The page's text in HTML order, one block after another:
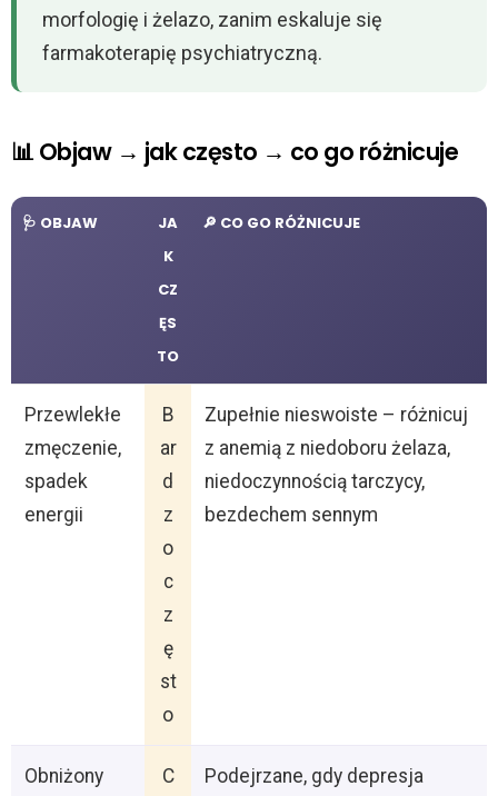
morfologię i żelazo, zanim eskaluje się
farmakoterapię psychiatryczną.
📊 Objaw → jak często → co go różnicuje
🩺 OBJAW
JA
K
CZ
ĘS
TO
🔎 CO GO RÓŻNICUJE
Przewlekłe
zmęczenie,
spadek
energii
B
ar
d
z
o
c
z
ę
st
o
Zupełnie nieswoiste – różnicuj
z anemią z niedoboru żelaza,
niedoczynnością tarczycy,
bezdechem sennym
Obniżony
C
Podejrzane, gdy depresja